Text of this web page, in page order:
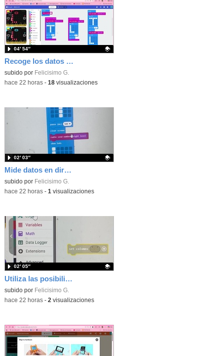
Recoge los datos en una gráfica programando tu placa microbit con MakeCode y conoce la Tª y nivel de luz en este eclipse
Contenido educativo.
subido por Felicisimo G.
04′ 54″
-hace 22 horas- 18visualizaciones
Mide datos en directo usando tu placa microbit y programando con MakeCode dos placas conectadas por radio
Contenido educativo.
subido por Felicisimo G.
02′ 03″
-hace 22 horas- 1 visualizaciones
Utiliza las posibilidades de tu microbit programando com MakeCode para medir temperatura y nivel de luz con Datalogger
Contenido educativo.
subido por Felicisimo G.
02′ 05″
-hace 22 horas- 2 visualizaciones